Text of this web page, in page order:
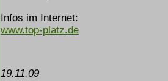
Infos im Internet:
www.top-platz.de
19.11.09